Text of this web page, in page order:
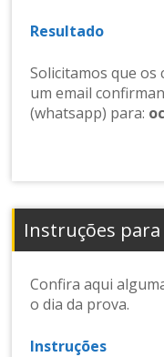
Resultado
Solicitamos que os
um email
(whatsapp) para:
Instruções
Confira aqui
o dia da prova.
Instruções